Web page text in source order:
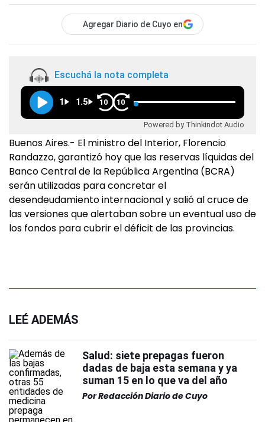
Agregar Diario de Cuyo en
Escuchá la nota completa
1 1.5 10 10
Powered by Thinkindot Audio
Buenos Aires.- El ministro del Interior, Florencio
Randazzo, garantizó hoy que las reservas líquidas del
Banco Central de la República Argentina (BCRA)
serán utilizadas para concretar el
desendeudamiento internacional y salió al cruce de
las versiones que alertaban sobre un eventual uso de
los fondos para cubrir el déficit de las provincias.
LEÉ ADEMÁS
Salud: siete prepagas fueron
dadas de baja esta semana y ya
suman 15 en lo que va del año
PorRedacción Diario de Cuyo